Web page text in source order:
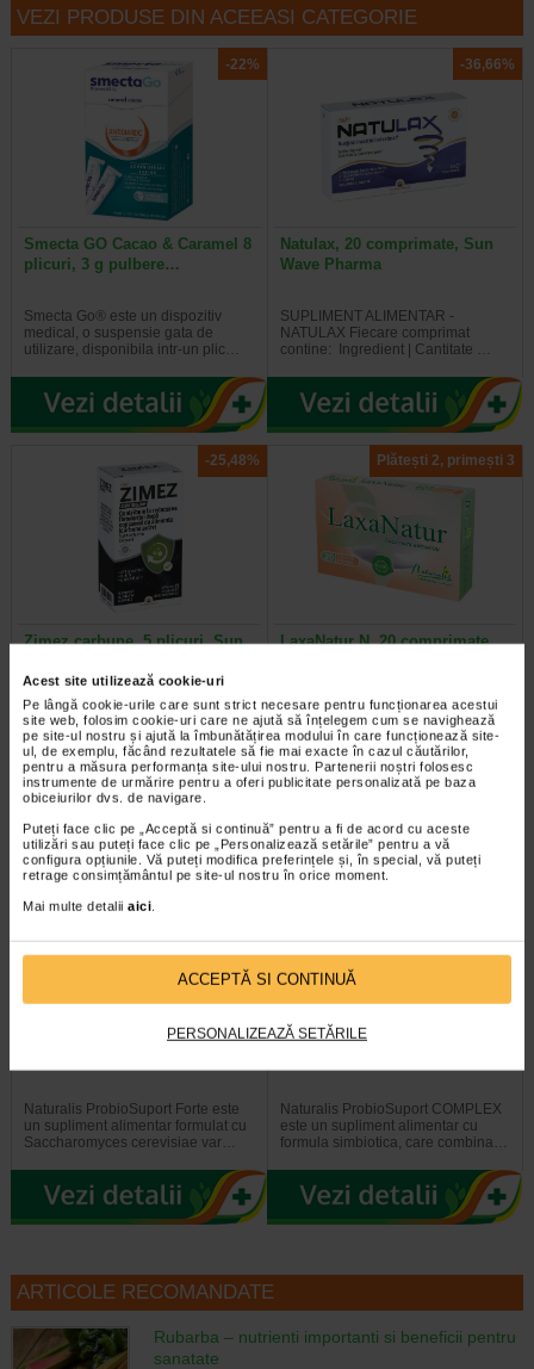
Acest site utilizează cookie-uri
Pe lângă cookie-urile care sunt strict necesare pentru funcționarea acestui
site web, folosim cookie-uri care ne ajută să înțelegem cum se navighează
pe site-ul nostru și ajută la îmbunătățirea modului în care funcționează site-
ul, de exemplu, făcând rezultatele să fie mai exacte în cazul căutărilor,
pentru a măsura performanța site-ului nostru. Partenerii noștri folosesc
instrumente de urmărire pentru a oferi publicitate personalizată pe baza
obiceiurilor dvs. de navigare.
Puteți face clic pe „Acceptă si continuă” pentru a fi de acord cu aceste
utilizări sau puteți face clic pe „Personalizează setările” pentru a vă
configura opțiunile. Vă puteți modifica preferințele și, în special, vă puteți
retrage consimțământul pe site-ul nostru în orice moment.
Mai multe detalii aici.
ACCEPTĂ SI CONTINUĂ
PERSONALIZEAZĂ SETĂRILE
VEZI PRODUSE DIN ACEEASI CATEGORIE
-22%
Smecta GO Cacao & Caramel 8
plicuri, 3 g pulbere…
Smecta Go® este un dispozitiv
medical, o suspensie gata de
utilizare, disponibila intr-un plic…
-36,66%
Natulax, 20 comprimate, Sun
Wave Pharma
SUPLIMENT ALIMENTAR -
NATULAX Fiecare comprimat
contine: Ingredient | Cantitate …
-25,48%
Zimez carbune, 5 plicuri, Sun
Supliment alimentar cu carbune
activ si inulina, destinat reducerii
acumularii excesive de gaze…
Plătești 2, primești 3
LaxaNatur N, 20 comprimate
Supliment alimentar sub forma de
comprimate filmate, care contine
extract din frunze de Senna…
Plătești 2, primești 3
ProbioSuport Forte, 10
Naturalis ProbioSuport Forte este
un supliment alimentar formulat cu
Saccharomyces cerevisiae var…
Plătești 2, primești 3
ProbioSuport Complex, 15
Naturalis ProbioSuport COMPLEX
este un supliment alimentar cu
formula simbiotica, care combina…
ARTICOLE RECOMANDATE
Rubarba – nutrienti importanti si beneficii pentru
sanatate